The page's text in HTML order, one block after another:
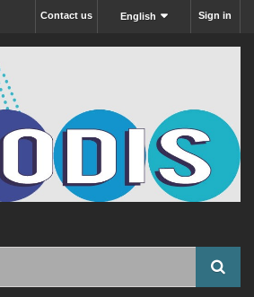
Sign in
English
Contact us